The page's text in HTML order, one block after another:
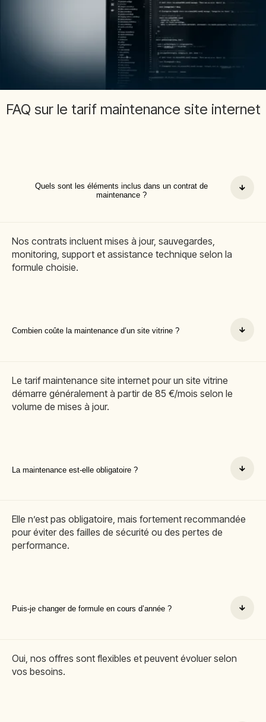
FAQ sur le tarif maintenance site internet
Quels sont les éléments inclus dans un contrat de
maintenance ?
Nos contrats incluent mises à jour, sauvegardes,
monitoring, support et assistance technique selon la
formule choisie.
Combien coûte la maintenance d’un site vitrine ?
Le tarif maintenance site internet pour un site vitrine
démarre généralement à partir de 85 €/mois selon le
volume de mises à jour.
La maintenance est-elle obligatoire ?
Elle n’est pas obligatoire, mais fortement recommandée
pour éviter des failles de sécurité ou des pertes de
performance.
Puis-je changer de formule en cours d’année ?
Oui, nos offres sont flexibles et peuvent évoluer selon
vos besoins.